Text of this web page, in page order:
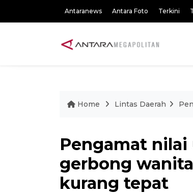
Antaranews Antara Foto Terkini
Home Lintas Daerah
Pengamat
gerbong
kurang tepat